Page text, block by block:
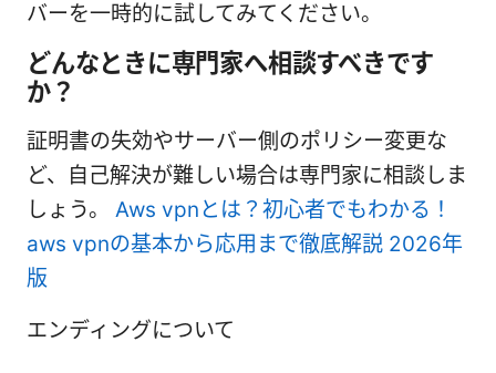
バーを一時的に試してみてください。
どんなときに専門家へ相談すべきです
か？
証明書の失効やサーバー側のポリシー変更な
ど、自己解決が難しい場合は専門家に相談しま
しょう。 Aws vpnとは？初心者でもわかる！
aws vpnの基本から応用まで徹底解説 2026年
版
エンディングについて